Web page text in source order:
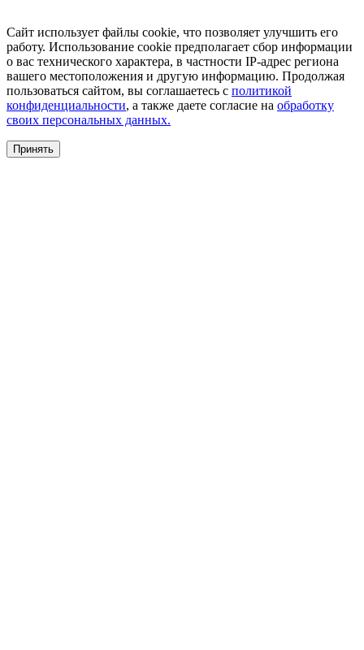
Сайт использует файлы cookie, что позволяет улучшить его
работу. Использование cookie предполагает сбор информации
о вас технического характера, в частности IP-адрес региона
вашего местоположения и другую информацию. Продолжая
пользоваться сайтом, вы соглашаетесь с политикой
конфиденциальности, а также даете согласие на обработку
своих персональных данных.
Принять